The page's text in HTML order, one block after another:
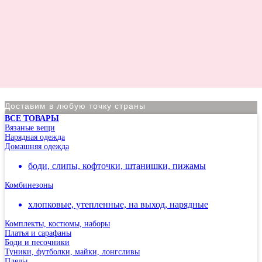
Доставим в любую точку страны
По Москве курьер в день оформления заказа
Вы на сайте Московского филиала
-5% на первый заказ (товар на скидках не участвует в
м.Чертановская.
ВСЕ ТОВАРЫ
Вязаные вещи
Нарядная одежда
Домашняя одежда
боди, слипы, кофточки, штанишки, пижамы
Комбинезоны
хлопковые, утепленные, на выход, нарядные
Комплекты, костюмы, наборы
Платья и сарафаны
Боди и песочники
Туники, футболки, майки, лонгсливы